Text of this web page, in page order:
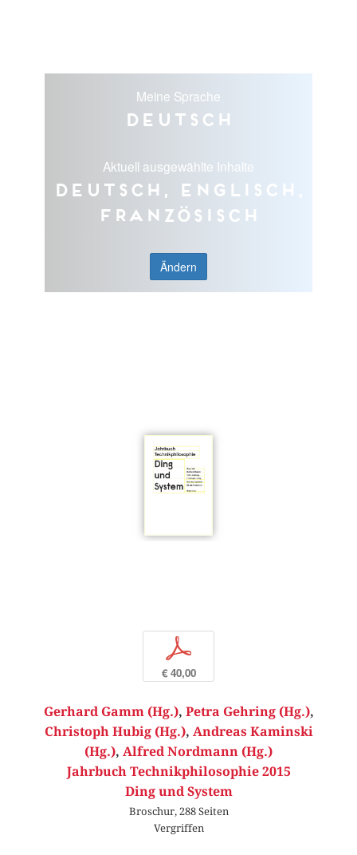
Meine Sprache
Deutsch
Aktuell ausgewählte Inhalte
Deutsch, Englisch,
Französisch
Ändern
p
€ 40,00
Gerhard Gamm (Hg.), Petra Gehring (Hg.),
Christoph Hubig (Hg.), Andreas Kaminski
(Hg.), Alfred Nordmann (Hg.)
Jahrbuch Technikphilosophie 2015
Ding und System
Broschur, 288 Seiten
Vergriffen